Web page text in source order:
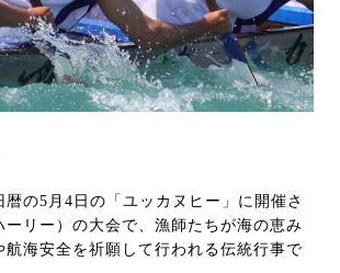
暦の5月4日の「ユッカヌヒー」に開催さ
ーリー）の大会で、漁師たちが海の恵み
航海安全を祈願して行われる伝統行事で